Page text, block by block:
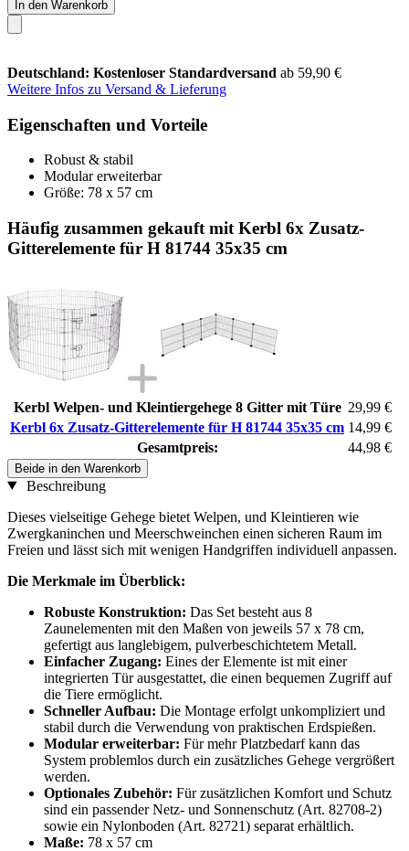
In den Warenkorb
Deutschland: Kostenloser Standardversand ab 59,90 €
Weitere Infos zu Versand & Lieferung
Eigenschaften und Vorteile
Robust & stabil
Modular erweiterbar
Größe: 78 x 57 cm
Häufig zusammen gekauft mit Kerbl 6x Zusatz-
Gitterelemente für H 81744 35x35 cm
Kerbl Welpen- und Kleintiergehege 8 Gitter mit Türe 29,99 €
Kerbl 6x Zusatz-Gitterelemente für H 81744 35x35 cm 14,99 €
Gesamtpreis:
44,98 €
Beide in den Warenkorb
Beschreibung
Dieses vielseitige Gehege bietet Welpen, und Kleintieren wie
Zwergkaninchen und Meerschweinchen einen sicheren Raum im
Freien und lässt sich mit wenigen Handgriffen individuell anpassen.
Die Merkmale im Überblick:
Robuste Konstruktion: Das Set besteht aus 8
Zaunelementen mit den Maßen von jeweils 57 x 78 cm,
gefertigt aus langlebigem, pulverbeschichtetem Metall.
Einfacher Zugang: Eines der Elemente ist mit einer
integrierten Tür ausgestattet, die einen bequemen Zugriff auf
die Tiere ermöglicht.
Schneller Aufbau: Die Montage erfolgt unkompliziert und
stabil durch die Verwendung von praktischen Erdspießen.
Modular erweiterbar: Für mehr Platzbedarf kann das
System problemlos durch ein zusätzliches Gehege vergrößert
werden.
Optionales Zubehör: Für zusätzlichen Komfort und Schutz
sind ein passender Netz- und Sonnenschutz (Art. 82708-2)
sowie ein Nylonboden (Art. 82721) separat erhältlich.
Maße: 78 x 57 cm